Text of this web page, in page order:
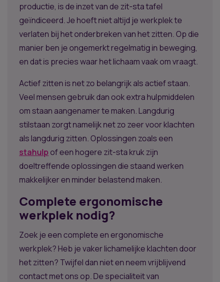
productie, is de inzet van de zit-sta tafel
geïndiceerd. Je hoeft niet altijd je werkplek te
verlaten bij het onderbreken van het zitten. Op die
manier ben je ongemerkt regelmatig in beweging,
en dat is precies waar het lichaam vaak om vraagt.
Actief zitten is net zo belangrijk als actief staan.
Veel mensen gebruik dan ook extra hulpmiddelen
om staan aangenamer te maken. Langdurig
stilstaan zorgt namelijk net zo zeer voor klachten
als langdurig zitten. Oplossingen zoals een
stahulp of een hogere zit-sta kruk zijn
doeltreffende oplossingen die staand werken
makkelijker en minder belastend maken.
Complete ergonomische
werkplek nodig?
Zoek je een complete en ergonomische
werkplek? Heb je vaker lichamelijke klachten door
het zitten? Twijfel dan niet en neem vrijblijvend
contact met ons op. De specialiteit van